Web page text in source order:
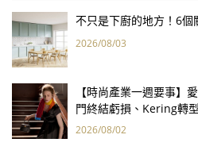
不只是下廚的地方！6
2026/08/03
【時尚產業一週要事】
門終結虧損、Kering轉
報亮眼
2026/08/02